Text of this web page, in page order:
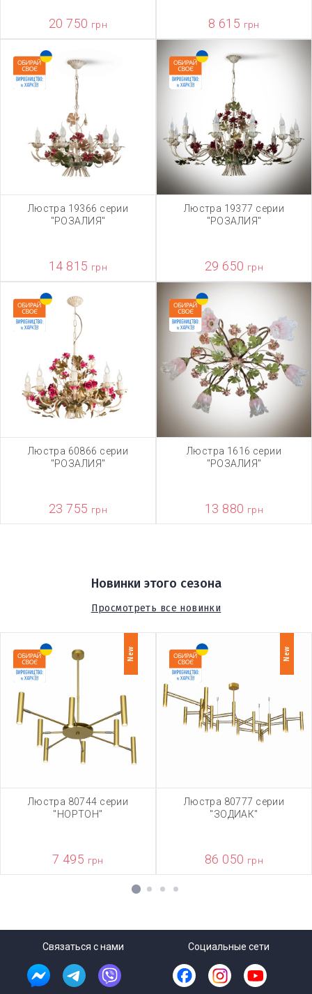
20 750 грн 8 615 грн
Люстра 19366 серии
"РОЗАЛИЯ"
14 815 грн
Люстра 19377 серии
"РОЗАЛИЯ"
29 650 грн
Люстра 60866 серии
"РОЗАЛИЯ"
23 755 грн
Люстра 1616 серии
"РОЗАЛИЯ"
13 880 грн
Новинки этого сезона
Просмотреть все новинки
New
Люстра 80744 серии
"НОРТОН"
7 495 грн
New
Люстра 80777 серии
"ЗОДИАК"
86 050 грн
1 2 3 4
Связаться с нами Социальные сети